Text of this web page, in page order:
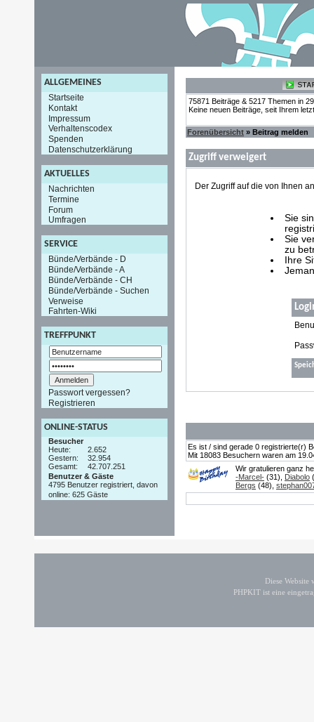
ALLGEMEINES
Startseite
Kontakt
Impressum
Verhaltenscodex
Spenden
Datenschutzerklärung
AKTUELLES
Nachrichten
Termine
Forum
Umfragen
SERVICE
Bünde/Verbände - D
Bünde/Verbände - A
Bünde/Verbände - CH
Bünde/Verbände - Suchen
Verweise
Fahrten-Wiki
TREFFPUNKT
Passwort vergessen?
Registrieren
ONLINE-STATUS
Besucher
Heute:
2.652
Gestern:
32.954
Gesamt:
42.707.251
Benutzer & Gäste
4795 Benutzer registriert, davon
online: 625 Gäste
75871 Beiträge & 5217 Themen in
Keine neuen Beiträge, seit Ihrem
Forenübersicht » Beitrag melden
Zugriff verweigert
Der Zugriff auf die von Ihnen
Sie
Sie
zu
Ihre
Es ist / sind gerade 0 registrierte(r)
Mit 18083 Besuchern waren am
Wir gratulieren ganz
-Marcel- (31), Diabolo
Bergs (48),
Diese
PHPKIT ist eine